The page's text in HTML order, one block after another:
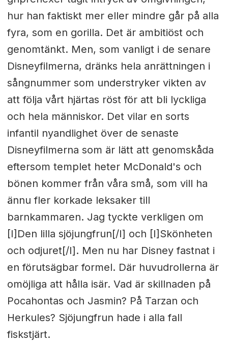
hur han faktiskt mer eller mindre går på alla
fyra, som en gorilla. Det är ambitiöst och
genomtänkt. Men, som vanligt i de senare
Disneyfilmerna, dränks hela anrättningen i
sångnummer som understryker vikten av
att följa vårt hjärtas röst för att bli lyckliga
och hela människor. Det vilar en sorts
infantil nyandlighet över de senaste
Disneyfilmerna som är lätt att genomskåda
eftersom templet heter McDonald's och
bönen kommer från våra små, som vill ha
ännu fler korkade leksaker till
barnkammaren. Jag tyckte verkligen om
[I]Den lilla sjöjungfrun[/I] och [I]Skönheten
och odjuret[/I]. Men nu har Disney fastnat i
en förutsägbar formel. Där huvudrollerna är
omöjliga att hålla isär. Vad är skillnaden på
Pocahontas och Jasmin? På Tarzan och
Herkules? Sjöjungfrun hade i alla fall
fiskstjärt.